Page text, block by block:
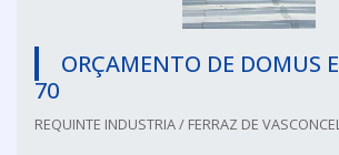
ORÇAMENTO DE DOMUS
70
REQUINTE INDUSTRIA / FERRAZ DE